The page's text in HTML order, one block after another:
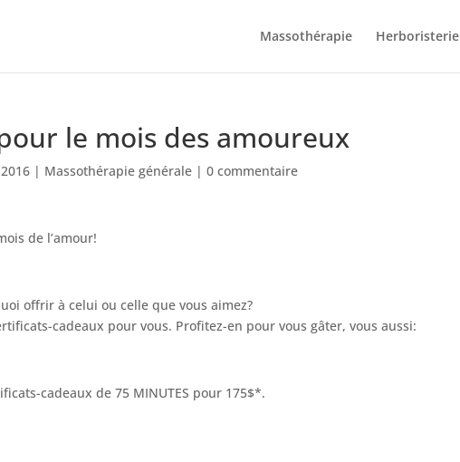
Massothérapie Herboristerie
le mois des amoureux
| Massothérapie générale |0 commentaire
de l’amour!
offrir à celui ou celle que vous aimez?
cadeaux pour vous. Profitez-en pour vous gâter, vous aussi:
cadeaux de 75 MINUTES pour 175$*.